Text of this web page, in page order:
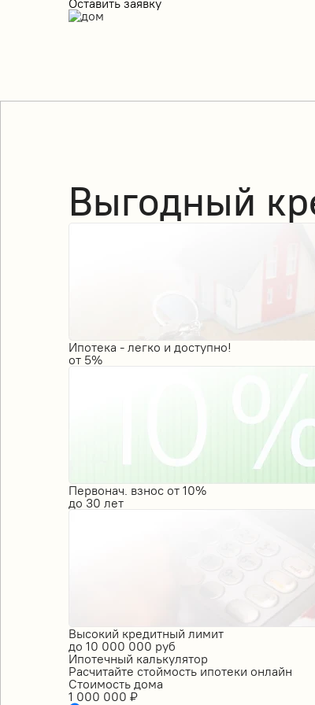
Оставить заявку
Выгодный
Ипотека - легко и доступно!
от 5%
Первонач. взнос от 10%
до 30 лет
Высокий кредитный лимит
до 10 000 000 руб
Ипотечный калькулятор
Расчитайте стоймость ипотеки онлайн
Стоимость дома
1 000 000 ₽